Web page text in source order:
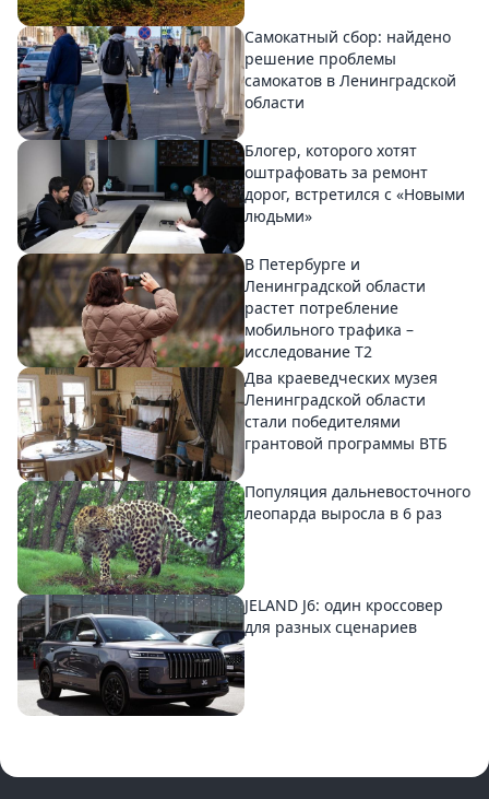
Самокатный сбор: найдено
решение проблемы
самокатов в Ленинградской
области
Блогер, которого хотят
оштрафовать за ремонт
дорог, встретился с «Новыми
людьми»
В Петербурге и
Ленинградской области
растет потребление
мобильного трафика –
исследование T2
Два краеведческих музея
Ленинградской области
стали победителями
грантовой программы ВТБ
Популяция дальневосточного
леопарда выросла в 6 раз
JELAND J6: один кроссовер
для разных сценариев